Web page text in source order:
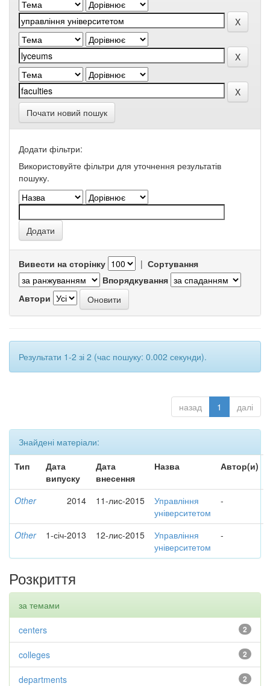
Почати новий пошук
Додати фільтри:
Використовуйте фільтри для уточнення результатів
пошуку.
Вивести на сторінку | Сортування
Впорядкування
Автори
Результати 1-2 зі 2 (час пошуку: 0.002 секунди).
назад 1 далі
Знайдені матеріали:
Тип
Дата
випуску
Дата
внесення
Назва Автор(и)
Other 2014 11-лис-2015
Управління
університетом
-
Other 1-січ-2013 12-лис-2015
Управління
університетом
-
Розкриття
за темами
2
centers
2
colleges
2
departments